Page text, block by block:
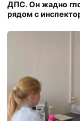
ДПС. Он жадно
рядом с